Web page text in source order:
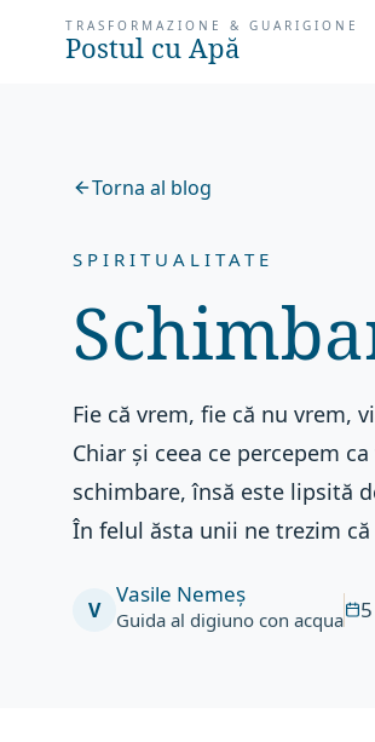
TRASFORMAZIONE & GUARIGIONE
Postul cu Apă
Torna al blog
SPIRITUALITATE
Fie că vrem, fie că nu vrem,
Chiar și ceea ce percepem
schimbare, însă este lipsită
În felul ăsta unii ne trezim
V
Vasile Nemeș
Guida al digiuno con acqua